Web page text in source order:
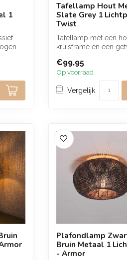
1
Tafellamp Hout
Slate Grey 1
Twist
Tafellamp met een
kruisframe en een
grey...
€99,95
Op voorraad
Vergelijk
Plafondlamp
Bruin Metaal 1
- Armor